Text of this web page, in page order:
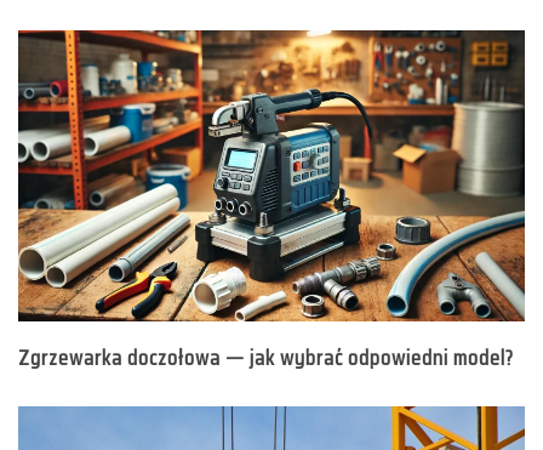
Zgrzewarka doczołowa — jak wybrać odpowiedni model?